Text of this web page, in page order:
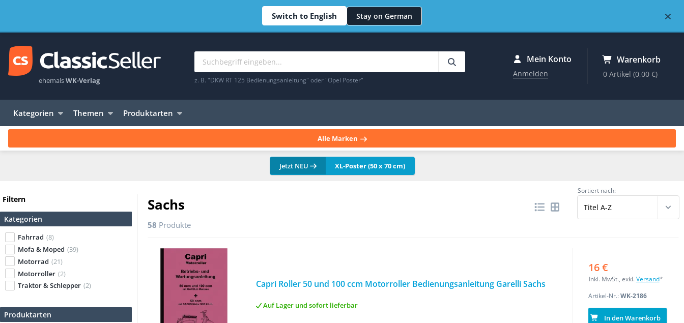
Switch to English Stay on German ×
ehemalsWK-Verlag z. B. "DKW RT 125 Bedienungsanleitung" oder "Opel Poster"
Mein Konto
Anmelden
Warenkorb
0 Artikel(0,00 €)
Kategorien Themen Produktarten
Alle Marken
Jetzt NEU XL-Poster (50 x 70 cm)
Filtern
Kategorien
Fahrrad (8)
Mofa & Moped (39)
Motorrad (21)
Motorroller (2)
Traktor & Schlepper (2)
Produktarten
Sachs
Sortiert nach:
58 Produkte
Capri Roller 50 und 100 ccm Motorroller Bedienungsanleitung Garelli Sachs
Auf Lager und sofort lieferbar
16 €
Inkl. MwSt., exkl. Versand*
Artikel-Nr.:WK-2186
In den Warenkorb